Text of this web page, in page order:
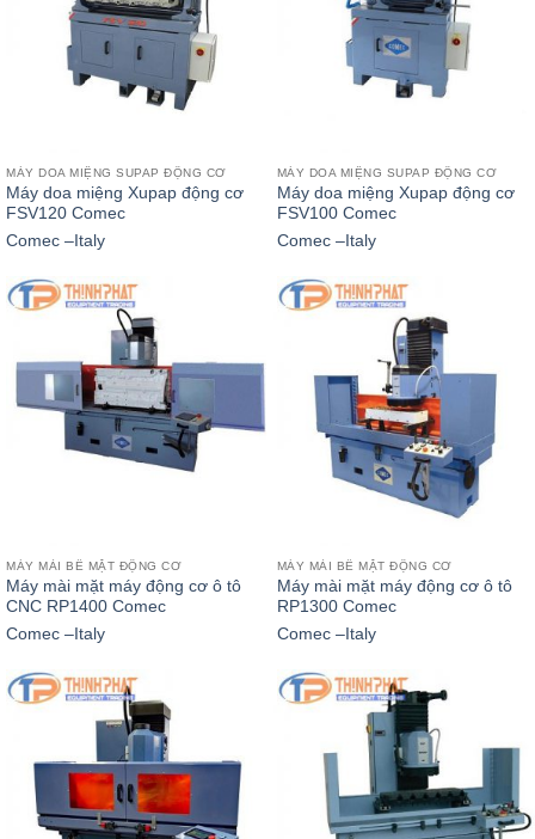
MÁY DOA MIỆNG SUPAP ĐỘNG CƠ
Máy doa miệng Xupap động cơ
FSV120 Comec
Comec –Italy
MÁY DOA MIỆNG SUPAP ĐỘNG CƠ
Máy doa miệng Xupap động cơ
FSV100 Comec
Comec –Italy
MÁY MÀI BỀ MẶT ĐỘNG CƠ
Máy mài mặt máy động cơ ô tô
CNC RP1400 Comec
Comec –Italy
MÁY MÀI BỀ MẶT ĐỘNG CƠ
Máy mài mặt máy động cơ ô tô
RP1300 Comec
Comec –Italy